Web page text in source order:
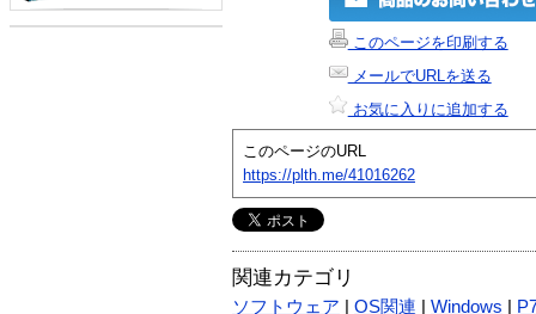
このページを印刷する
メールでURLを送る
お気に入りに追加する
このページのURL
https://plth.me/41016262
関連カテゴリ
ソフトウェア OS関連 Windows